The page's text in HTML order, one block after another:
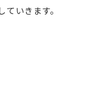
いきます。